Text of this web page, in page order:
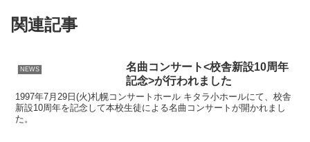
関連記事
NEWS
名曲コンサート<校舎新設10周年
記念>が行われました
1997年7月29日(火)札幌コンサートホール キタラ小ホールにて、校舎
新設10周年を記念して本校生徒による名曲コンサートが開かれまし
た。